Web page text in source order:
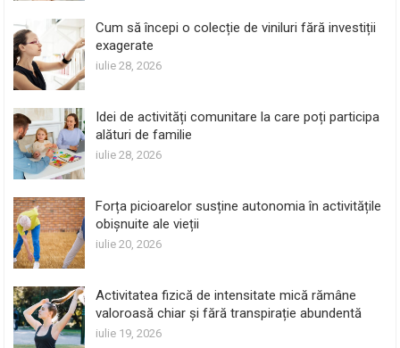
Cum să începi o colecție de viniluri fără investiții
exagerate
iulie 28, 2026
Idei de activități comunitare la care poți participa
alături de familie
iulie 28, 2026
Forța picioarelor susține autonomia în activitățile
obișnuite ale vieții
iulie 20, 2026
Activitatea fizică de intensitate mică rămâne
valoroasă chiar și fără transpirație abundentă
iulie 19, 2026